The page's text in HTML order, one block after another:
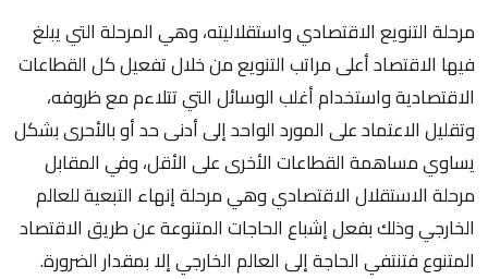
مرحلة التنويع الاقتصادي واستقلاليته، وهي المرحلة التي يبلغ
فيها الاقتصاد أعلى مراتب التنويع من خلال تفعيل كل القطاعات
الاقتصادية واستخدام أغلب الوسائل التي تتلاءم مع ظروفه،
وتقليل الاعتماد على المورد الواحد إلى أدنى حد أو بالأحرى بشكل
يساوي مساهمة القطاعات الأخرى على الأقل، وفي المقابل
مرحلة الاستقلال الاقتصادي وهي مرحلة إنهاء التبعية للعالم
الخارجي وذلك بفعل إشباع الحاجات المتنوعة عن طريق الاقتصاد
المتنوع فتنتفي الحاجة إلى العالم الخارجي إلا بمقدار الضرورة.